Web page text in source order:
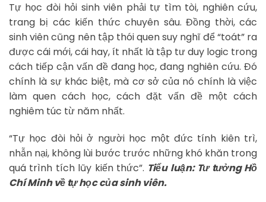
Tự học đòi hỏi sinh viên phải tự tìm tòi, nghiên cứu,
trang bị các kiến thức chuyên sâu. Đồng thời, các
sinh viên cũng nên tập thói quen suy nghĩ để “toát” ra
được cái mới, cái hay, ít nhất là tập tư duy logic trong
cách tiếp cận vấn đề đang học, đang nghiên cứu. Đó
chính là sự khác biệt, mà cơ sở của nó chính là việc
làm quen cách học, cách đặt vấn đề một cách
nghiêm túc từ năm nhất.
“Tự học đòi hỏi ở người học một đức tính kiên trì,
nhẫn nại, không lùi bước trước những khó khăn trong
quá trình tích lũy kiến thức”. Tiểu luận: Tư tưởng Hồ
Chí Minh về tự học của sinh viên.